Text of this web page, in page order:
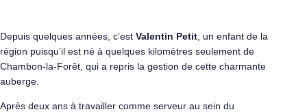
Depuis quelques années, c’est Valentin Petit , un enfant de la
région puisqu’il est né à quelques kilomètres seulement de
Chambon-la-Forêt, qui a repris la gestion de cette charmante
auberge.
Après deux ans à travailler comme serveur au sein du